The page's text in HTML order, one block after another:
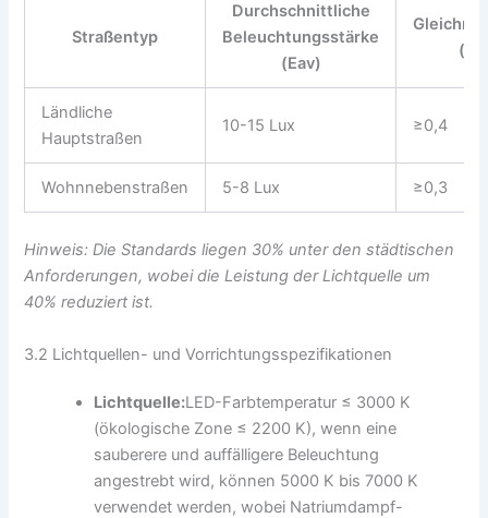
Straßentyp
Durchschnittliche
Beleuchtungsstärke
(Eav)
Ländliche
Hauptstraßen
10-15 Lux ≥0,4
Wohnnebenstraßen 5-8 Lux ≥0,3
Hinweis: Die Standards liegen 30% unter den städtischen
Anforderungen, wobei die Leistung der Lichtquelle um
40% reduziert ist.
3.2 Lichtquellen- und Vorrichtungsspezifikationen
Lichtquelle:LED-Farbtemperatur ≤ 3000 K
(ökologische Zone ≤ 2200 K), wenn eine
sauberere und auffälligere Beleuchtung
angestrebt wird, können 5000 K bis 7000 K
verwendet werden, wobei Natriumdampf-